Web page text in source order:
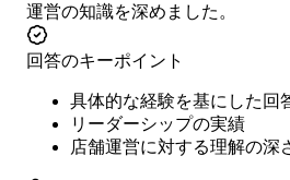
運営の知識を深めました。
回答のキーポイント
具体的な経験を基にした回
リーダーシップの実績
店舗運営に対する理解の深